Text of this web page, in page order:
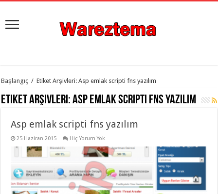
istanbul
evden
eve
organizasyon,
gaziantep
evden
taşımacılık
taşımacılık,
gaziantep
evden
Başlangıç / Etiket Arşivleri: Asp emlak scripti fns yazılım
Etiket Arşivleri:Asp emlak scripti fns yazılım
Asp emlak scripti fns yazılım
25 Haziran 2015 Hiç Yorum Yok